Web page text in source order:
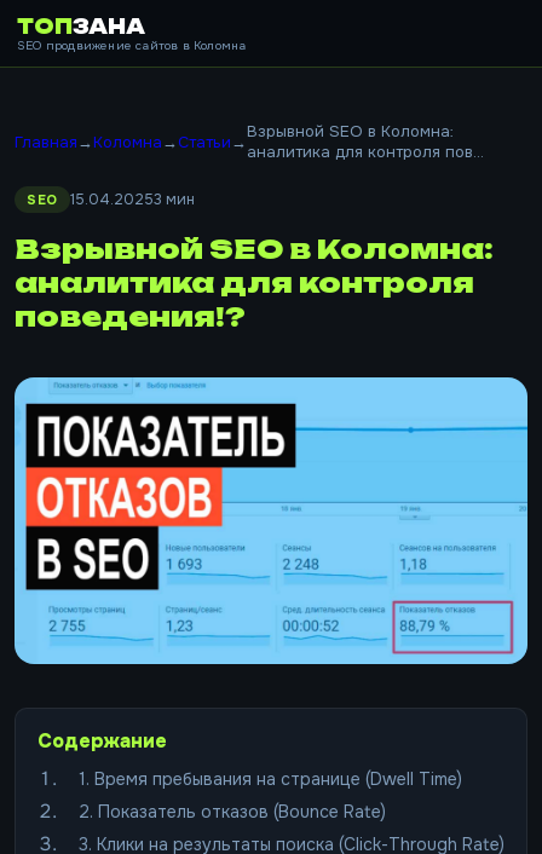
ТОП ЗАНА
SEO продвижение сайтов в Коломна
Главная→Коломна→Статьи→Взрывной SEO в Коломна:
аналитика для контроля пов...
SEO 15.04.20253 мин
Взрывной SEO в Коломна:
аналитика для контроля
поведения!?
Содержание
1. Время пребывания на странице (Dwell Time)
2. Показатель отказов (Bounce Rate)
3. Клики на результаты поиска (Click-Through Rate)